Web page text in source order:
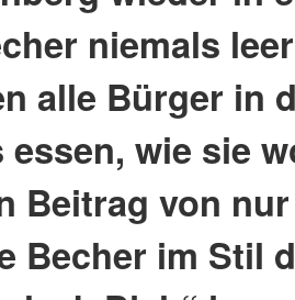
niemals
alle Bürger in
wie sie
Beitrag von
Becher im Stil